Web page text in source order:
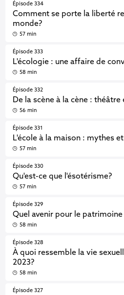
Épisode 334
Comment se porte la liberté
monde?
57 min
Épisode 333
L'écologie : une affaire de
58 min
Épisode 332
De la scène à la cène : théâtre
56 min
Épisode 331
L'école à la maison : mythes
57 min
Épisode 330
Qu'est-ce que l'ésotérisme?
57 min
Épisode 329
Quel avenir pour le
58 min
Épisode 328
À quoi ressemble la vie
2023?
58 min
Épisode 327